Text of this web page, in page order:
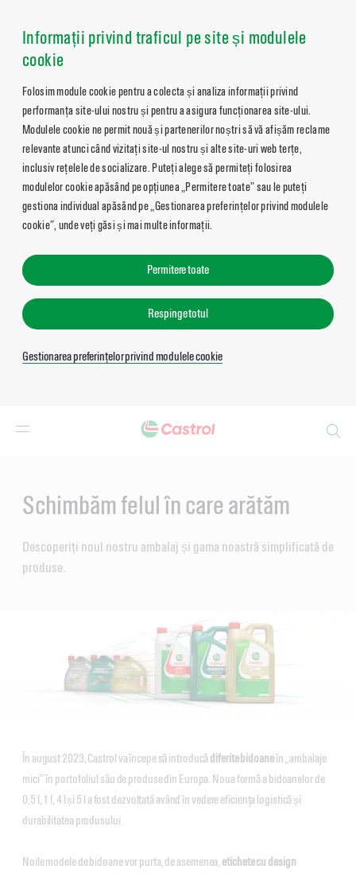
Informații privind traficul pe site și modulele
cookie
Folosim module cookie pentru a colecta și analiza informații privind
performanța site-ului nostru și pentru a asigura funcționarea site-ului.
Modulele cookie ne permit nouă și partenerilor noștri să vă afișăm reclame
relevante atunci când vizitați site-ul nostru și alte site-uri web terțe,
inclusiv rețelele de socializare. Puteți alege să permiteți folosirea
modulelor cookie apăsând pe opțiunea „Permitere toate” sau le puteți
gestiona individual apăsând pe „Gestionarea preferințelor privind modulele
cookie”, unde veți găsi și mai multe informații.
Permitere toate
Respinge totul
Gestionarea preferințelor privind modulele cookie
Schimbăm felul în care arătăm
Descoperiți noul nostru ambalaj și gama noastră simplificată de
produse.
În august 2023, Castrol va începe să introducă diferite bidoaneîn „ambalaje
mici” în portofoliul său de produse din Europa. Noua formă a bidoanelor de
0,5 l, 1 l, 4 l și 5 l a fost dezvoltată având în vedere eficiența logistică și
durabilitatea produsului.
Noile modele de bidoane vor purta, de asemenea, etichete cu design